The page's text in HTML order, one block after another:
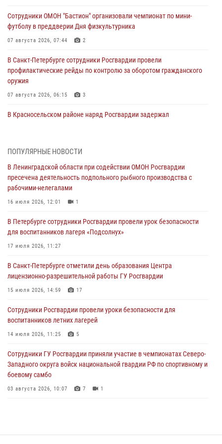
Сотрудники ОМОН "Бастион" организовали чемпионат по мини-
футболу в преддверии Дня физкультурника
07 августа 2026, 07:44 2
В Санкт-Петербурге сотрудники Росгвардии провели
профилактические рейды по контролю за оборотом гражданского
оружия
07 августа 2026, 06:15 3
В Красносельском районе наряд Росгвардии задержал
06 августа 2026, 13:39 1
В Центральном районе росгвардейцы оперативно задержали
хулигана, стрелявшего из пускового устройства рядом с жилыми
домами
06 августа 2026, 11:36
Сотрудники и военнослужащие Росгвардии обеспечили
правопорядок при проведении матча "Зенит" - "Балтика"
06 августа 2026, 07:30
В Выборгском районе наряд Росгвардии обнаружил
разыскиваемый преступный автотранспорт
05 августа 2026, 12:25 2
Петербургские росгвардейцы обнаружили объявленный в розыск
автомобиль, ранее использовавшийся при совершении кражи в
Ленобласти
ПОПУЛЯРНЫЕ НОВОСТИ
В Ленинградской области при содействии ОМОН Росгвардии
пресечена деятельность подпольного рыбного производства с
рабочими-нелегалами
16 июля 2026, 12:01 1
В Петербурге сотрудники Росгвардии провели урок безопасности
для воспитанников лагеря «Подсолнух»
17 июля 2026, 11:27
В Санкт-Петербурге отметили день образования Центра
лицензионно-разрешительной работы ГУ Росгвардии
15 июля 2026, 14:59 17
Сотрудники Росгвардии провели уроки безопасности для
воспитанников летних лагерей
14 июля 2026, 11:25 5
Сотрудники ГУ Росгвардии приняли участие в чемпионатах Северо-
Западного округа войск национальной гвардии РФ по спортивному и
боевому самбо
03 августа 2026, 10:07 7 1